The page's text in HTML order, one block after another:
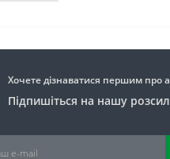
Хочете дізнаватися першим про
Підпишіться на нашу